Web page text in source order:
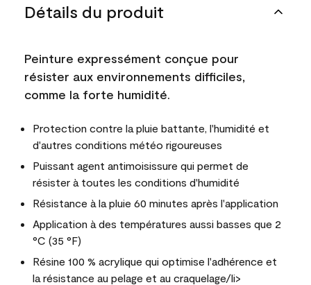
Détails du produit
Peinture expressément conçue pour
résister aux environnements difficiles,
comme la forte humidité.
Protection contre la pluie battante, l'humidité et
d'autres conditions météo rigoureuses
Puissant agent antimoisissure qui permet de
résister à toutes les conditions d'humidité
Résistance à la pluie 60 minutes après l'application
Application à des températures aussi basses que 2
°C (35 °F)
Résine 100 % acrylique qui optimise l'adhérence et
la résistance au pelage et au craquelage/li>